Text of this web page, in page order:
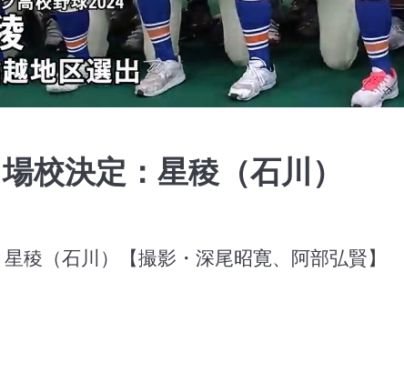
Video
校決定：星稜（石川）
稜（石川）【撮影・深尾昭寛、阿部弘賢】